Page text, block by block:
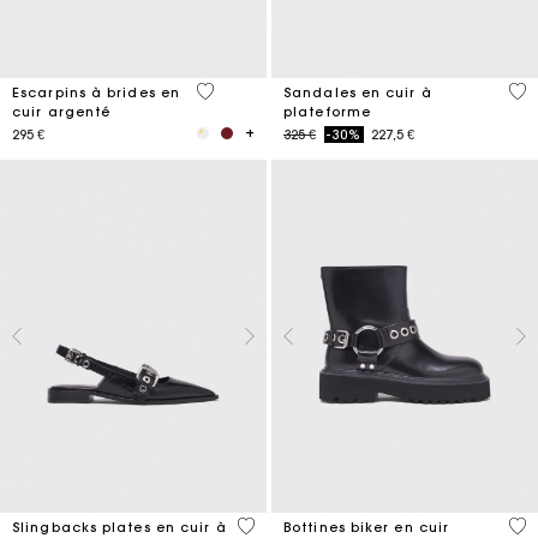
Escarpins à brides en
cuir argenté
295 €
5 out of 5 Customer Rating
Sandales en cuir à
plateforme
Price reduced from
325 €to-30% 227,5 €
3,1
Slingbacks plates en cuir à
4 out of 5 Customer Rating
Bottines biker en cuir
5